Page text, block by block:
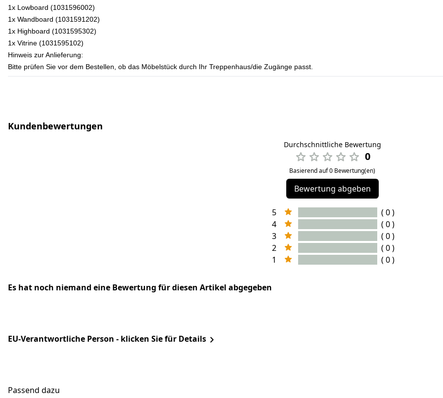
1x Lowboard (1031596002)
1x Wandboard (1031591202)
1x Highboard (1031595302)
1x Vitrine (1031595102)
Hinweis zur Anlieferung:
Bitte prüfen Sie vor dem Bestellen, ob das Möbelstück durch Ihr Treppenhaus/die Zugänge passt.
Kundenbewertungen
Durchschnittliche Bewertung
0
Basierend auf 0 Bewertung(en)
Bewertung abgeben
5
( 0 )
4
( 0 )
3
( 0 )
2
( 0 )
1
( 0 )
Es hat noch niemand eine Bewertung für diesen Artikel abgegeben
EU-Verantwortliche Person - klicken Sie für Details
Passend dazu